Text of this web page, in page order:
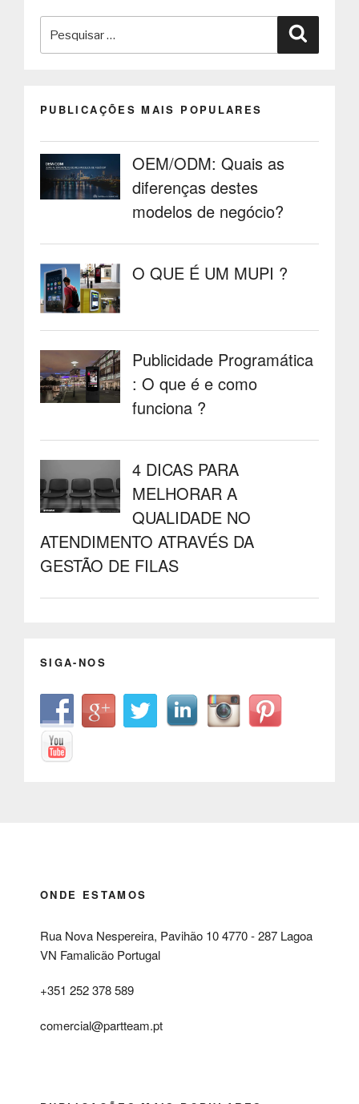
por:
PUBLICAÇÕES MAIS POPULARES
OEM/ODM: Quais as
diferenças destes
modelos de negócio?
O QUE É UM MUPI ?
Publicidade Programática
: O que é e como
funciona ?
4 DICAS PARA
MELHORAR A
QUALIDADE NO
ATENDIMENTO ATRAVÉS DA
GESTÃO DE FILAS
SIGA-NOS
ONDE ESTAMOS
Rua Nova Nespereira, Pavihão 10 4770 - 287 Lagoa
VN Famalicão Portugal
+351 252 378 589
comercial@partteam.pt